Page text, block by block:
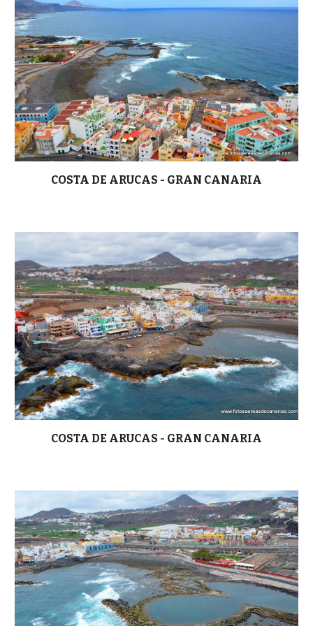
COSTA DE ARUCAS - GRAN CANARIA
COSTA DE ARUCAS - GRAN CANARIA